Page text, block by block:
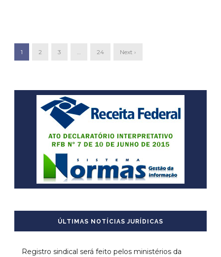
1 2 3 … 24 Next ›
ÚLTIMAS NOTÍCIAS JURÍDICAS
Registro sindical será feito pelos ministérios da